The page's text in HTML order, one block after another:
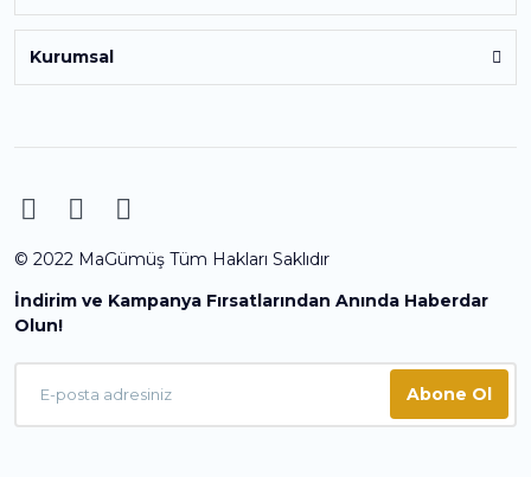
Kurumsal
© 2022 MaGümüş Tüm Hakları Saklıdır
İndirim ve Kampanya Fırsatlarından Anında Haberdar
Olun!
Abone Ol